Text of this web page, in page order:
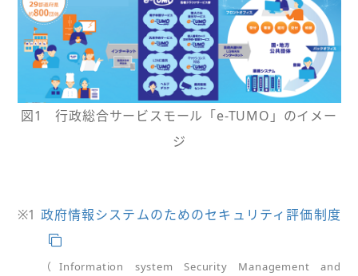
図1 行政総合サービスモール「e-TUMO」のイメー
ジ
※1 政府情報システムのためのセキュリティ評価制度
（Information system Security Management and